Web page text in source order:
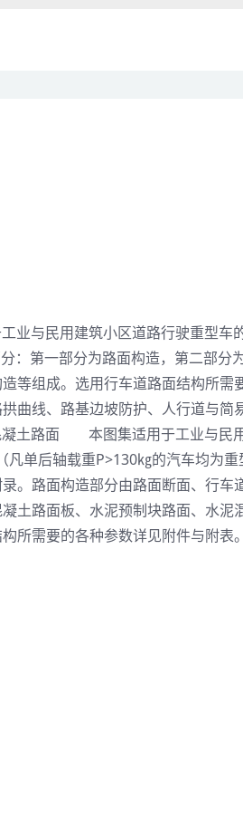
与民用建筑小区道路行驶重型车
：第一部分为路面构造，第二部分
等组成。选用行车道路面结构所需
曲线、路基边坡防护、人行道与简
凝土路面 本图集适用于工业与民
单后轴载重P>130㎏的汽车均为重
。路面构造部分由路面断面、行车
土路面板、水泥预制块路面、水泥
所需要的各种参数详见附件与附表。